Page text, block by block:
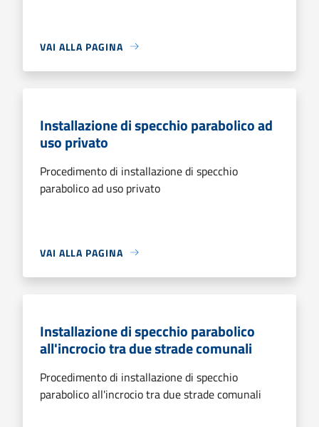
VAI ALLA PAGINA
Installazione di specchio parabolico ad
uso privato
Procedimento di installazione di specchio
parabolico ad uso privato
VAI ALLA PAGINA
Installazione di specchio parabolico
all'incrocio tra due strade comunali
Procedimento di installazione di specchio
parabolico all'incrocio tra due strade comunali